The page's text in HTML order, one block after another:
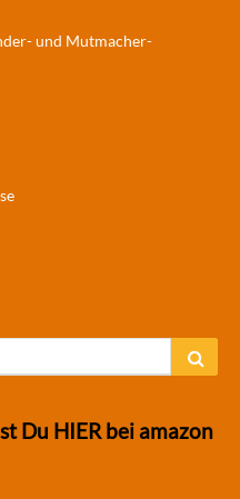
und Mutmacher-
Du HIER bei amazon